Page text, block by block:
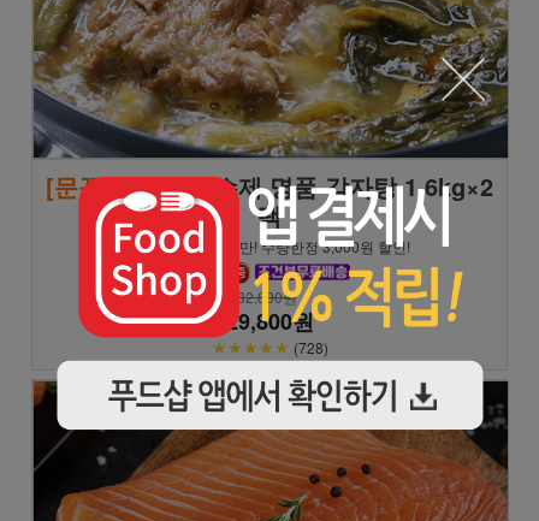
[문꼼꼼]모녀진 수제 명품 감자탕 1.6kg×2
팩
★8/9 일요일까지만! 수량한정 3,000원 할인!
32,800원
29,800원
★★★★★ (728)